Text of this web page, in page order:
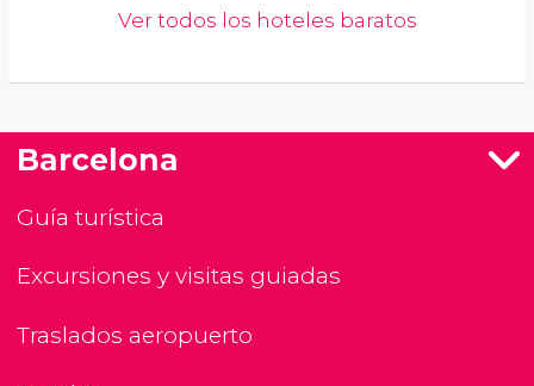
Ver todos los hoteles baratos
Barcelona
Guía turística
Excursiones y visitas guiadas
Traslados aeropuerto